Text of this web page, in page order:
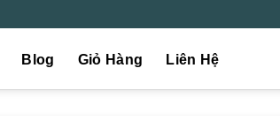
Blog Giỏ Hàng Liên Hệ